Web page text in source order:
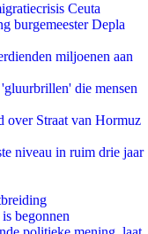
Ceuta
burgemeester Depla
miljoenen aan
die mensen
over Straat van Hormuz
niveau in ruim drie jaar
begonnen